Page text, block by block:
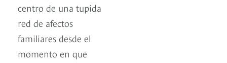
centro de una tupida
red de afectos
familiares desde el
momento en que